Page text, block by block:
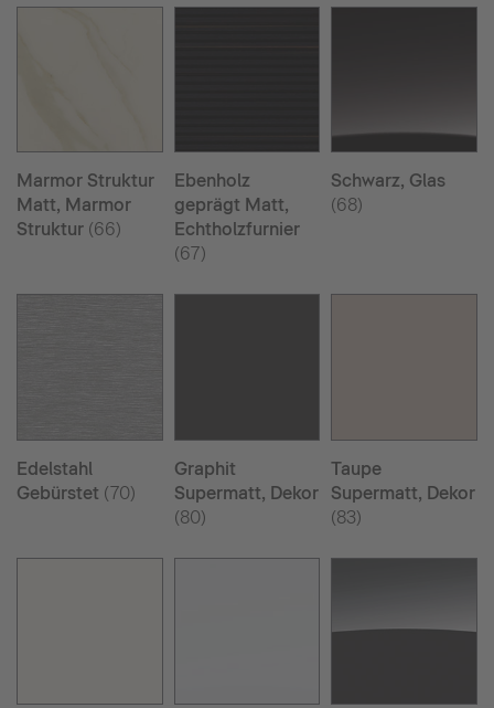
Marmor Struktur
Matt, Marmor
Struktur (66)
Ebenholz
geprägt Matt,
Echtholzfurnier
(67)
Schwarz, Glas
(68)
Edelstahl
Gebürstet (70)
Graphit
Supermatt, Dekor
(80)
Taupe
Supermatt, Dekor
(83)